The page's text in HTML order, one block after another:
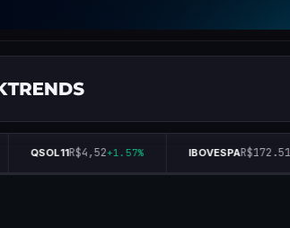
QSOL11R$4,52+1.57% IBOVESPAR$172.513